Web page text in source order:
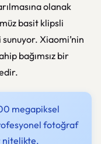
olanak
basit klipsli
Xiaomi’nin
bağımsız bir
megapiksel
fotoğraf
nitelikte.